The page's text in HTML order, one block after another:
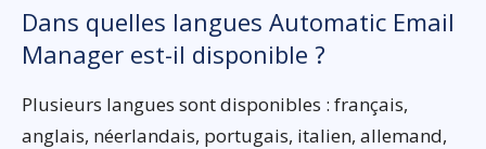
Dans quelles langues Automatic Email
Manager est-il disponible ?
Plusieurs langues sont disponibles : français,
anglais, néerlandais, portugais, italien, allemand,